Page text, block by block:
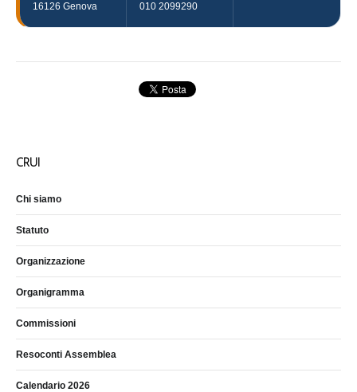
16126 Genova
010 2099290
CRUI
Chi siamo
Statuto
Organizzazione
Organigramma
Commissioni
Resoconti Assemblea
Calendario 2026